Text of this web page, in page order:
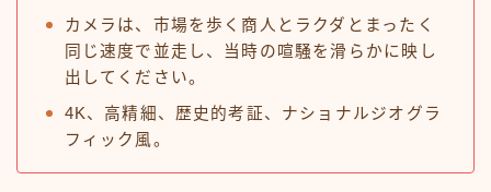
カメラは、市場を歩く商人とラクダとまったく
同じ速度で並走し、当時の喧騒を滑らかに映し
出してください。
4K、高精細、歴史的考証、ナショナルジオグラ
フィック風。